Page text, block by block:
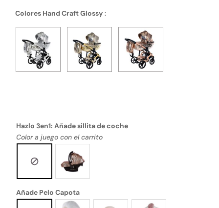
Colores Hand Craft Glossy :
Hazlo 3en1: Añade sillita de coche
Color a juego con el carrito
Añade Pelo Capota